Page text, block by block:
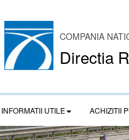
COMPANIA
Directia
INFORMATII UTILE ACHIZITII